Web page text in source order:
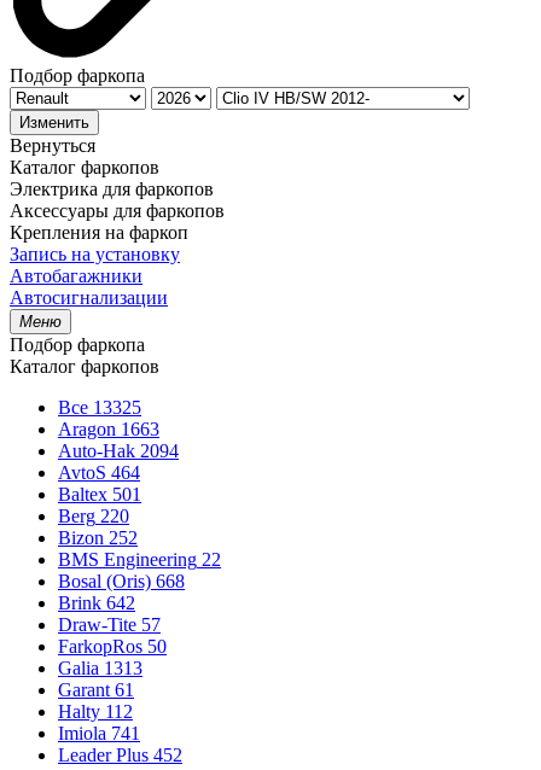
Подбор фаркопа
Изменить
Вернуться
Каталог фаркопов
Электрика для фаркопов
Аксессуары для фаркопов
Крепления на фаркоп
Запись на установку
Автобагажники
Автосигнализации
Меню
Подбор фаркопа
Каталог фаркопов
Все 13325
Aragon 1663
Auto-Hak 2094
AvtoS 464
Baltex 501
Berg 220
Bizon 252
BMS Engineering 22
Bosal (Oris) 668
Brink 642
Draw-Tite 57
FarkopRos 50
Galia 1313
Garant 61
Halty 112
Imiola 741
Leader Plus 452